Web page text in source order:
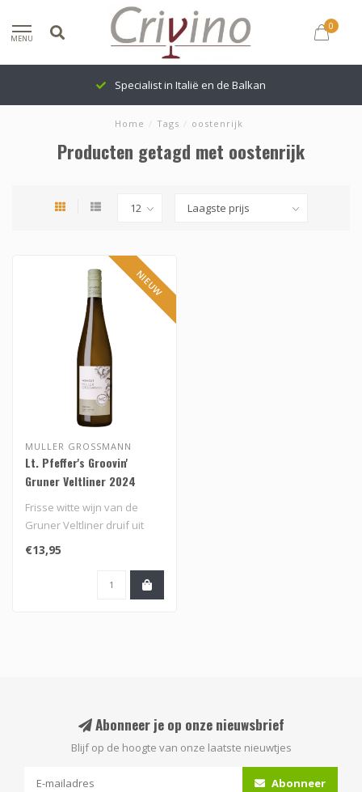
MENU
0
Specialist in Italië en de Balkan
Home / Tags / oostenrijk
Producten getagd met oostenrijk
NIEUW
MULLER GROSSMANN
Lt. Pfeffer's Groovin'
Gruner Veltliner 2024
Frisse witte wijn van de
Gruner Veltliner druif uit
Kremstal Oostenrijk..
€13,95
Abonneer je op onze nieuwsbrief
Blijf op de hoogte van onze laatste nieuwtjes
Abonneer